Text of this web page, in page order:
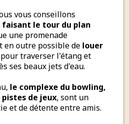
vous conseillons
le tour du plan
une promenade
en outre possible de louer
pour traverser l'étang et
ses beaux jets d'eau.
le complexe du bowling,
de jeux, sont un
et de détente entre amis.